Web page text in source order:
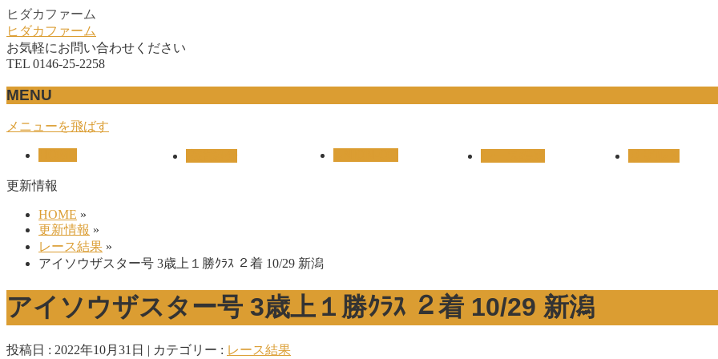
ヒダカファーム
ヒダカファーム
お気軽にお問い合わせください
TEL 0146-25-2258
MENU
メニューを飛ばす
更新情報
HOME »
更新情報 »
レース結果 »
アイソウザスター号 3歳上１勝ｸﾗｽ ２着 10/29 新潟
アイソウザスター号 3歳上１勝ｸﾗｽ ２着 10/29 新潟
投稿日 : 2022年10月31日 カテゴリー : レース結果